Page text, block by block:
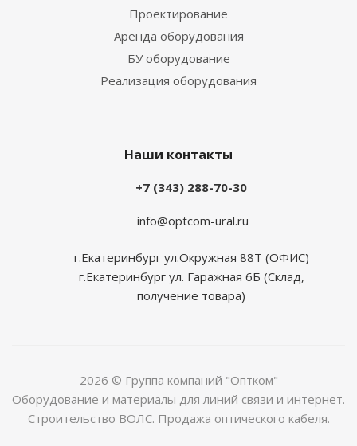
Проектирование
Аренда оборудования
БУ оборудование
Реализация оборудования
Наши контакты
+7 (343) 288-70-30
info@optcom-ural.ru
г.Екатеринбург ул.Окружная 88Т (ОФИС)
г.Екатеринбург ул. Гаражная 6Б (Склад,
получение товара)
2026 © Группа компаний "Оптком"
Оборудование и материалы для линий связи и интернет.
Строительство ВОЛС. Продажа оптического кабеля.